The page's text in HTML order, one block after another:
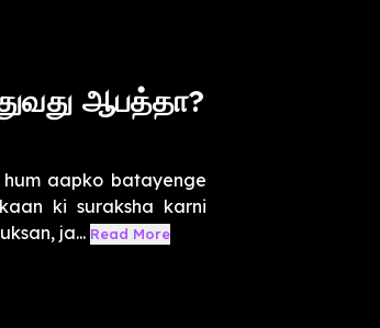
ஆபத்தா?
aapko batayenge
ki suraksha karni
ja... Read More